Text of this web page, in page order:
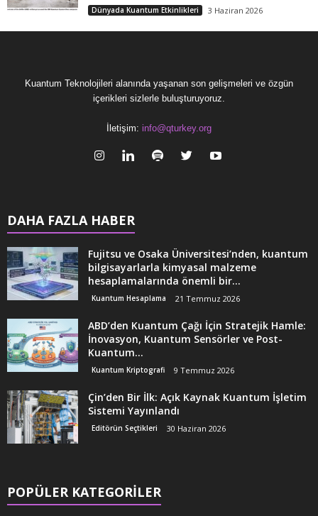
Dünyada Kuantum Etkinlikleri 3 Haziran 2026
Kuantum Teknolojileri alanında yaşanan son gelişmeleri ve özgün
içerikleri sizlerle buluşturuyoruz.
İletişim: info@qturkey.org
DAHA FAZLA HABER
Fujitsu ve Osaka Üniversitesi’nden, kuantum
bilgisayarlarla kimyasal malzeme
hesaplamalarında önemli bir...
Kuantum Hesaplama 21 Temmuz 2026
ABD’den Kuantum Çağı İçin Stratejik Hamle:
İnovasyon, Kuantum Sensörler ve Post-
Kuantum...
Kuantum Kriptografi 9 Temmuz 2026
Çin’den Bir İlk: Açık Kaynak Kuantum İşletim
Sistemi Yayınlandı
Editörün Seçtikleri 30 Haziran 2026
POPÜLER KATEGORİLER